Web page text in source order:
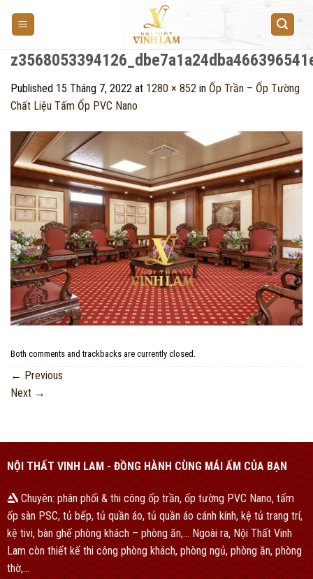
Published 15 Tháng 7, 2022 at 1280 × 852 in Ốp Trần – Ốp Tường
Chất Liệu Tấm Ốp PVC Nano
Both comments and trackbacks are currently closed.
← Previous
Next →
NỘI THẤT VINH LAM - ĐỒNG HÀNH CÙNG MÁI ẤM CỦA BẠN
Chuyên: phân phối & thi công ốp trần, ốp tường PVC Nano, tấm
ốp sàn PSC, tủ bếp, tủ quần áo, tủ quần áo cánh kính, kệ tủ trang trí,
kệ tivi, bàn ghế phòng khách – phòng ăn,… Ngoài ra, Nội Thất Vinh
Lam còn thiết kế thi công phòng khách, phòng ngủ, phòng ăn, phòng
thờ,…